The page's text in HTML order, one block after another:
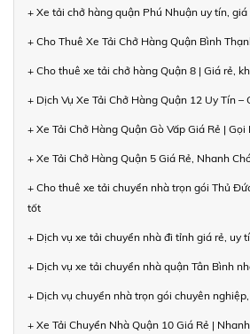
+ Xe tải chở hàng quận Phú Nhuận uy tín,
+ Cho Thuê Xe Tải Chở Hàng Quận Bình
+ Cho thuê xe tải chở hàng Quận 8 | Giá rẻ,
+ Dịch Vụ Xe Tải Chở Hàng Quận 12 Uy Tín –
+ Xe Tải Chở Hàng Quận Gò Vấp Giá Rẻ | Gọi
+ Xe Tải Chở Hàng Quận 5 Giá Rẻ, Nhanh
+ Cho thuê xe tải chuyển nhà trọn gói Thủ
tốt
+ Dịch vụ xe tải chuyển nhà đi tỉnh giá rẻ, uy
+ Dịch vụ xe tải chuyển nhà quận Tân Bình
+ Dịch vụ chuyển nhà trọn gói chuyên
+ Xe Tải Chuyển Nhà Quận 10 Giá Rẻ |